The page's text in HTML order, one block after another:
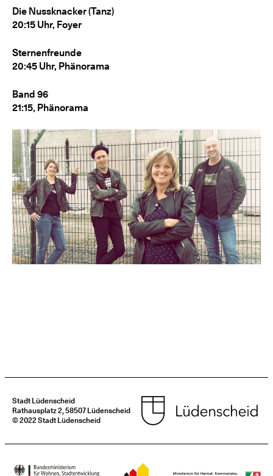
Die Nussknacker (Tanz)
20:15 Uhr, Foyer
Sternenfreunde
20:45 Uhr, Phänorama
Band 96
21:15, Phänorama
Stadt Lüdenscheid
Rathausplatz 2, 58507 Lüdenscheid
© 2022 Stadt Lüdenscheid